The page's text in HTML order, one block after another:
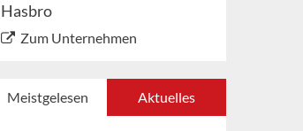
Hasbro
Zum Unternehmen
Meistgelesen Aktuelles